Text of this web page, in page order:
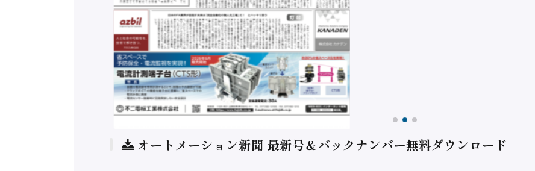
オートメーション新聞 最新号＆バックナンバー無料ダウンロード